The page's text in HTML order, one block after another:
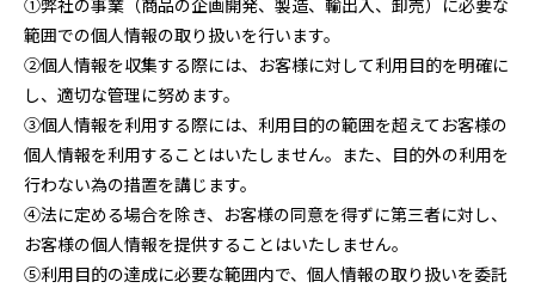
①弊社の事業（商品の企画開発、製造、輸出入、卸売）に必要な
範囲での個人情報の取り扱いを行います。
②個人情報を収集する際には、お客様に対して利用目的を明確に
し、適切な管理に努めます。
③個人情報を利用する際には、利用目的の範囲を超えてお客様の
個人情報を利用することはいたしません。また、目的外の利用を
行わない為の措置を講じます。
④法に定める場合を除き、お客様の同意を得ずに第三者に対し、
お客様の個人情報を提供することはいたしません。
⑤利用目的の達成に必要な範囲内で、個人情報の取り扱いを委託